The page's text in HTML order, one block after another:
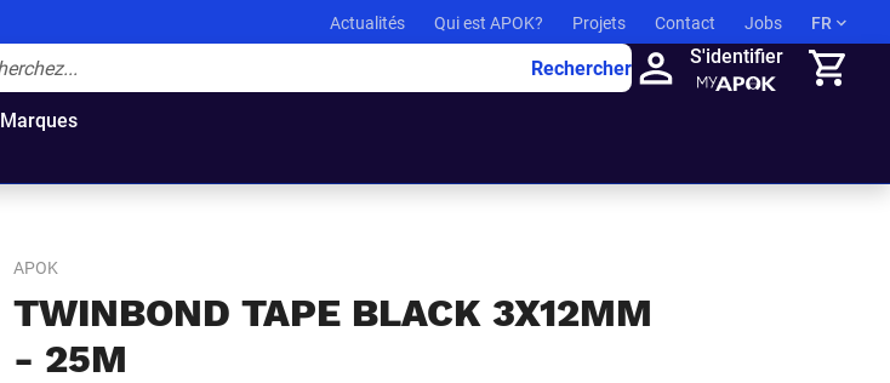
Actualités Qui est APOK? Projets Contact Jobs FR
Rechercher
S'identifier
Marques
APOK
TWINBOND TAPE BLACK 3X12MM
- 25M